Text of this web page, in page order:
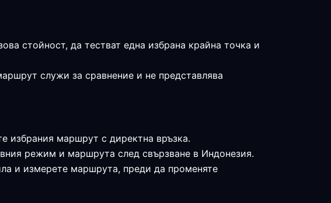
стойност, да тестват една избрана крайна точка и
служи за сравнение и не представлява
избрания маршрут с директна връзка.
режим и маршрута след свързване в Индонезия.
и измерете маршрута, преди да променяте